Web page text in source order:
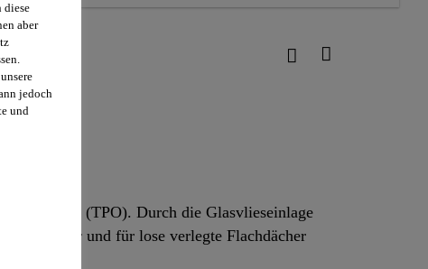
(TPO). Durch die Glasvlieseinlage
und für lose verlegte Flachdächer
diese
aber
jedoch
und